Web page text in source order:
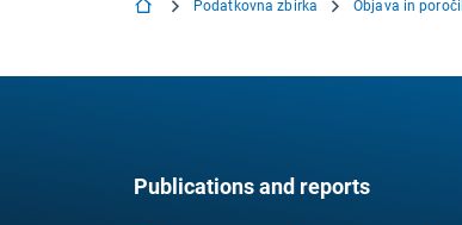
Podatkovna zbirka Objava in
Publications and reports